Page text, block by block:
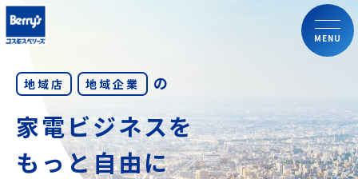
MENU
地域店 地域企業 の
家電ビジネスを
もっと自由に